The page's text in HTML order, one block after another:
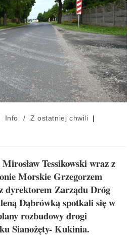
Info /
Z ostatniej chwili
Tessikowski wraz z
Morskie Grzegorzem
dyrektorem Zarządu Dróg
Dąbrówką spotkali się w
rozbudowy drogi
Sianożęty- Kukinia.